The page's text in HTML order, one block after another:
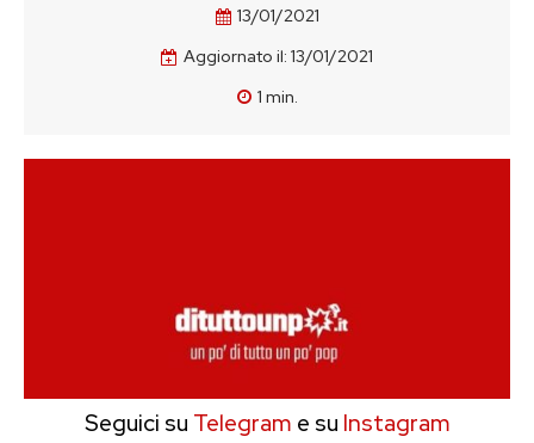
13/01/2021
Aggiornato il: 13/01/2021
1 min.
Seguici su Telegram e su Instagram